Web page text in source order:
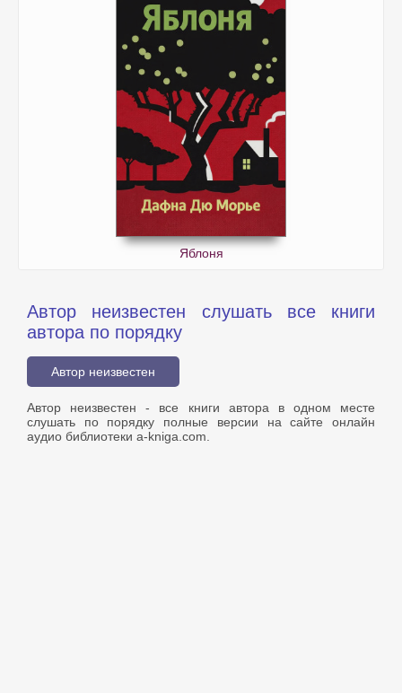
Яблоня
Автор неизвестен слушать все книги
автора по порядку
Автор неизвестен
Автор неизвестен - все книги автора в одном месте
слушать по порядку полные версии на сайте онлайн
аудио библиотеки a-kniga.com.